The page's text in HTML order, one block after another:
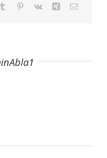
Tumblr Pinterest
Vk Xing Email